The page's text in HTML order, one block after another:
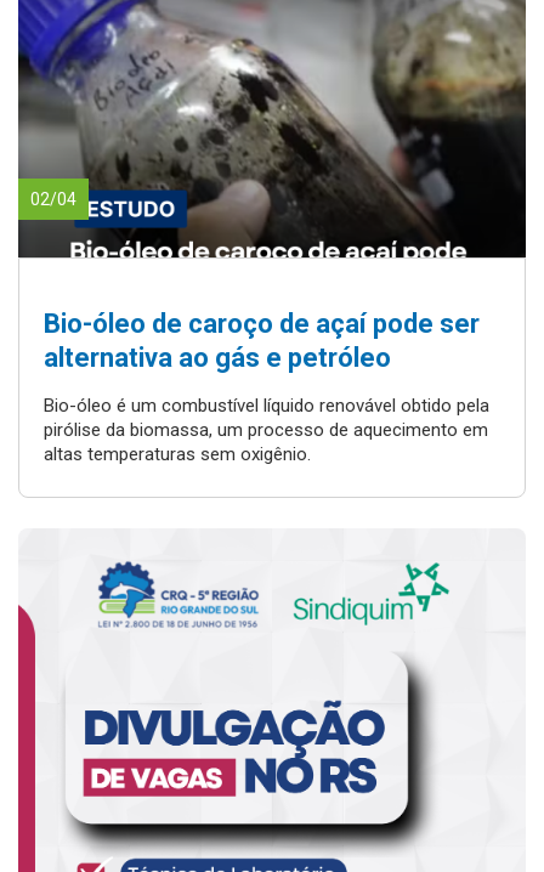
02/04
Bio-óleo de caroço de açaí pode ser
alternativa ao gás e petróleo
Bio-óleo é um combustível líquido renovável obtido pela
pirólise da biomassa, um processo de aquecimento em
altas temperaturas sem oxigênio.